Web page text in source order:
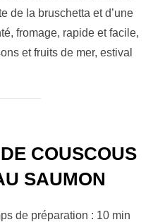
de la bruschetta et d’une
fromage, rapide et facile,
et fruits de mer, estival
COUSCOUS
SAUMON
de préparation : 10 min